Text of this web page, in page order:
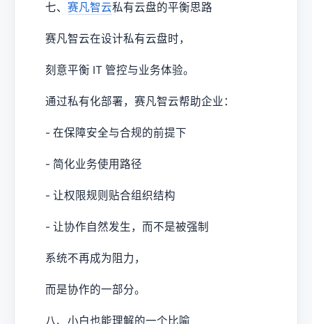
七、 赛凡智云私有云盘的平衡思路
赛凡智云在设计私有云盘时，
刻意平衡 IT 管控与业务体验。
通过私有化部署，赛凡智云帮助企业：
- 在保障安全与合规的前提下
- 简化业务使用路径
- 让权限规则贴合组织结构
- 让协作自然发生，而不是被强制
系统不再成为阻力，
而是协作的一部分。
八、小白也能理解的一个比喻